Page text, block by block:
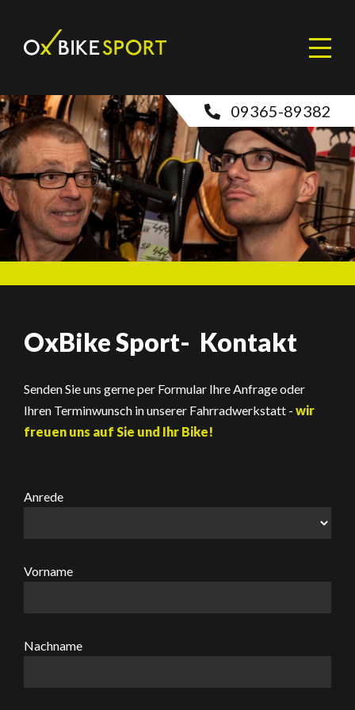
09365-89382
OxBike Sport- Kontakt
Senden Sie uns gerne per Formular Ihre Anfrage oder
Ihren Terminwunsch in unserer Fahrradwerkstatt - wir
freuen uns auf Sie und Ihr Bike!
Anrede
Vorname
Nachname